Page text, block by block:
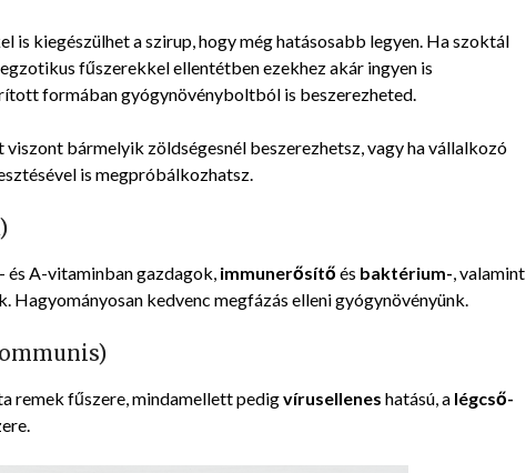
is kiegészülhet a szirup, hogy még hatásosabb legyen. Ha szoktál
fűszerekkel ellentétben ezekhez akár ingyen is
formában gyógynövényboltból is beszerezheted.
bármelyik zöldségesnél beszerezhetsz, vagy ha vállalkozó
is megpróbálkozhatsz.
A-vitaminban gazdagok, immunerősítő és baktérium-, valamint
Hagyományosan kedvenc megfázás elleni gyógynövényünk.
remek fűszere, mindamellett pedigvírusellenes hatású, a légcső-